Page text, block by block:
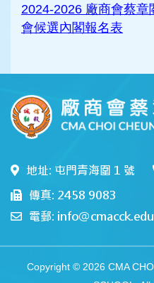
2024-2026 廠商會蔡
會候選內閣報名表
地址: 屯門青海圍 1 號
傳真: 2458 9083
電郵:
Copyright © 2026 CMA